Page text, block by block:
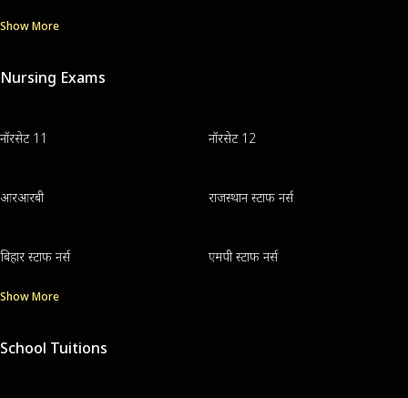
Show More
Nursing Exams
नॉरसेट 11 नॉरसेट 12
आरआरबी राजस्थान स्टाफ नर्स
बिहार स्टाफ नर्स एमपी स्टाफ नर्स
Show More
School Tuitions